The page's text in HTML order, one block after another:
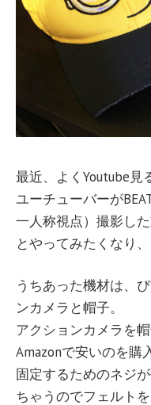
最近、よくYoutube見
ユーチューバーが
一人称視点）撮影し
とやってみたくなり
うちあった機材は、
ンカメラと帽子。
アクションカメラを
Amazonで安いのを購
固定するためのネジ
ちゃうのでフェルトを